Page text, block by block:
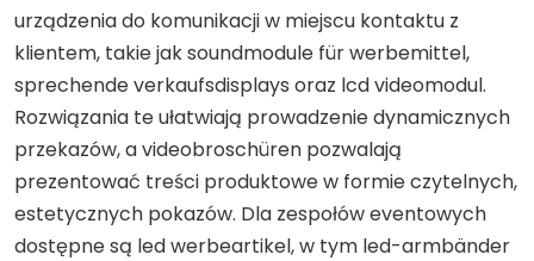
urządzenia do komunikacji w miejscu kontaktu z
klientem, takie jak soundmodule für werbemittel,
sprechende verkaufsdisplays oraz lcd videomodul.
Rozwiązania te ułatwiają prowadzenie dynamicznych
przekazów, a videobroschüren pozwalają
prezentować treści produktowe w formie czytelnych,
estetycznych pokazów. Dla zespołów eventowych
dostępne są led werbeartikel, w tym led-armbänder